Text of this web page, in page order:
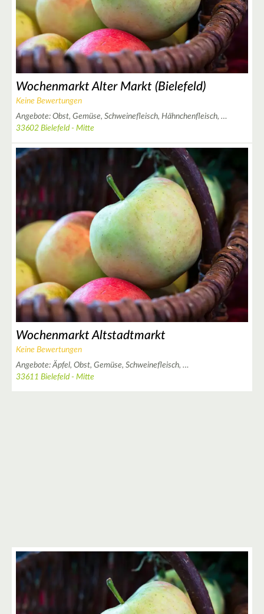
Wochenmarkt Alter Markt (Bielefeld)
Keine Bewertungen
Angebote: Obst, Gemüse, Schweinefleisch, Hähnchenfleisch, …
33602 Bielefeld - Mitte
Wochenmarkt Altstadtmarkt
Keine Bewertungen
Angebote: Äpfel, Obst, Gemüse, Schweinefleisch, …
33611 Bielefeld - Mitte